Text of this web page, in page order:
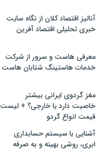
آنالیز اقتصاد کلان از نگاه سایت
خبری تحلیلی اقتصاد آفرین
معرفی هاست و سرور از شرکت
خدمات هاستینگ شتابان هاست
مغز گردوی ایرانی بیشتر
خاصیت دارد یا خارجی؟ + لیست
قیمت انواع گردو
آشنایی با سیستم حسابداری
ابری، روشی بهینه و به صرفه